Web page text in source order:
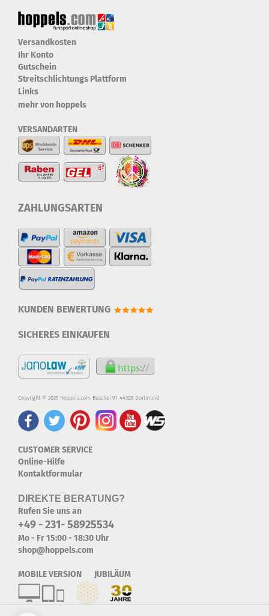
Versandkosten
Ihr Konto
Gutschein
Streitschlichtungs Plattform
Links
mehr von hoppels
VERSANDARTEN
ZAHLUNGSARTEN
KUNDEN BEWERTUNG
SICHERES EINKAUFEN
Copyright © 2025 hoppels.com Buschei 91 44328 Dortmund
CUSTOMER SERVICE
Online-Hilfe
Kontaktformular
DIREKTE BERATUNG?
Rufen Sie uns an
+49 - 231- 58925534
Mo - Fr 15:00 - 18:30 Uhr
shop@hoppels.com
MOBILE VERSION JUBILÄUM